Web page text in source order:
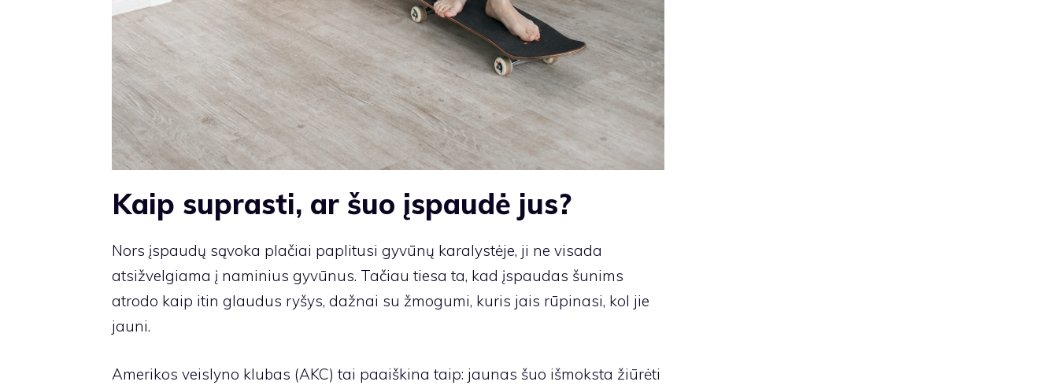
Kaip suprasti, ar šuo įspaudė jus?
Nors įspaudų sąvoka plačiai paplitusi gyvūnų karalystėje, ji ne visada
atsižvelgiama į naminius gyvūnus. Tačiau tiesa ta, kad įspaudas šunims
atrodo kaip itin glaudus ryšys, dažnai su žmogumi, kuris jais rūpinasi, kol jie
jauni.
Amerikos veislyno klubas (AKC) tai paaiškina taip: jaunas šuo išmoksta žiūrėti